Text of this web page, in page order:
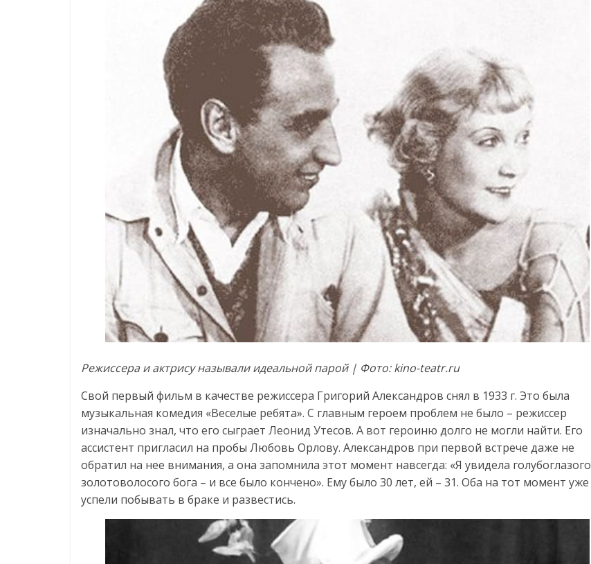
Режиссера и актрису называли идеальной парой | Фото: kino-teatr.ru
Свой первый фильм в качестве режиссера Григорий Александров снял в 1933 г. Это была
музыкальная комедия «Веселые ребята». С главным героем проблем не было – режиссер
изначально знал, что его сыграет Леонид Утесов. А вот героиню долго не могли найти. Его
ассистент пригласил на пробы Любовь Орлову. Александров при первой встрече даже не
обратил на нее внимания, а она запомнила этот момент навсегда: «Я увидела голубоглазого
золотоволосого бога – и все было кончено». Ему было 30 лет, ей – 31. Оба на тот момент уже
успели побывать в браке и развестись.